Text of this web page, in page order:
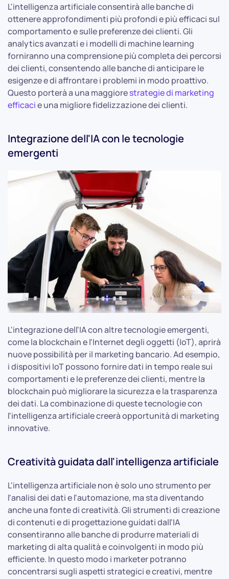
L'intelligenza artificiale consentirà alle banche di
ottenere approfondimenti più profondi e più efficaci sul
comportamento e sulle preferenze dei clienti. Gli
analytics avanzati e i modelli di machine learning
forniranno una comprensione più completa dei percorsi
dei clienti, consentendo alle banche di anticipare le
esigenze e di affrontare i problemi in modo proattivo.
Questo porterà a una maggiorestrategie di marketing
efficacie una migliore fidelizzazione dei clienti.
Integrazione dell'IA con le tecnologie
emergenti
L'integrazione dell'IA con altre tecnologie emergenti,
come la blockchain e l'Internet degli oggetti (IoT), aprirà
nuove possibilità per il marketing bancario. Ad esempio,
i dispositivi IoT possono fornire dati in tempo reale sui
comportamenti e le preferenze dei clienti, mentre la
blockchain può migliorare la sicurezza e la trasparenza
dei dati. La combinazione di queste tecnologie con
l'intelligenza artificiale creerà opportunità di marketing
innovative.
Creatività guidata dall'intelligenza artificiale
L'intelligenza artificiale non è solo uno strumento per
l'analisi dei dati e l'automazione, ma sta diventando
anche una fonte di creatività. Gli strumenti di creazione
di contenuti e di progettazione guidati dall'IA
consentiranno alle banche di produrre materiali di
marketing di alta qualità e coinvolgenti in modo più
efficiente. In questo modo i marketer potranno
concentrarsi sugli aspetti strategici e creativi, mentre